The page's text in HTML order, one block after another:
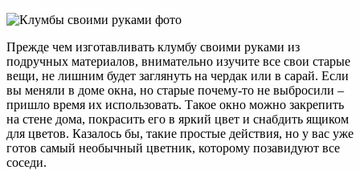
Прежде чем изготавливать клумбу своими руками из
подручных материалов, внимательно изучите все свои старые
вещи, не лишним будет заглянуть на чердак или в сарай. Если
вы меняли в доме окна, но старые почему-то не выбросили –
пришло время их использовать. Такое окно можно закрепить
на стене дома, покрасить его в яркий цвет и снабдить ящиком
для цветов. Казалось бы, такие простые действия, но у вас уже
готов самый необычный цветник, которому позавидуют все
соседи.